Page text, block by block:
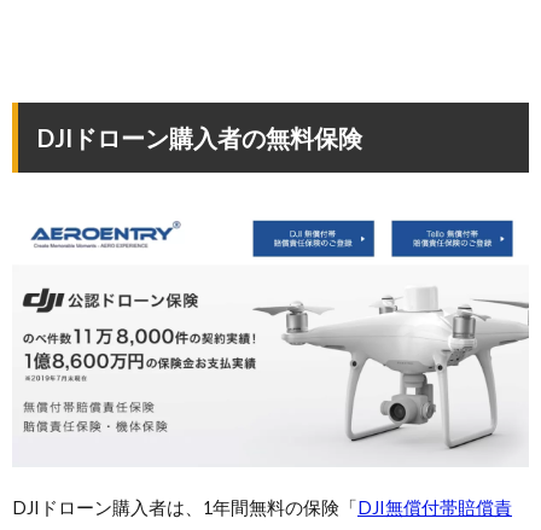
DJIドローン購入者の無料保険
DJIドローン購入者は、1年間無料の保険「DJI無償付帯賠償責